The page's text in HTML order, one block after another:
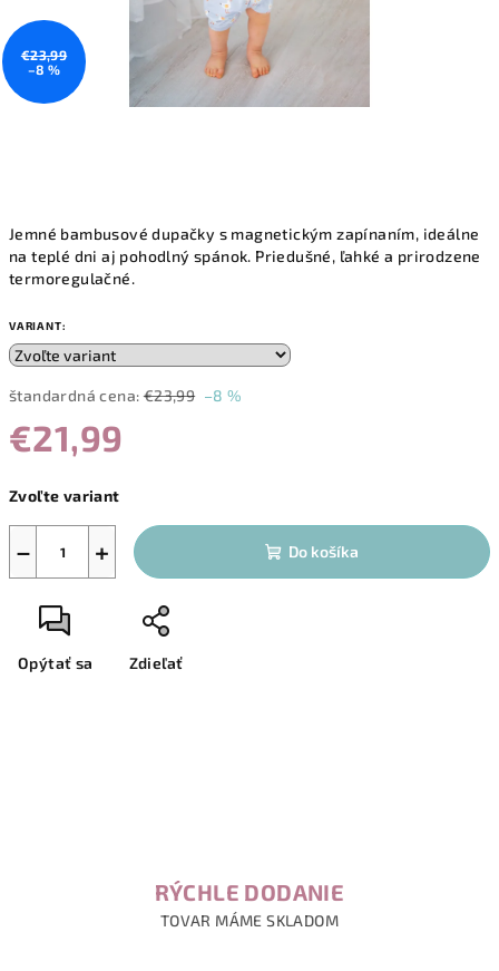
Jemné bambusové dupačky s magnetickým zapínaním, ideálne
na teplé dni aj pohodlný spánok. Priedušné, ľahké a prirodzene
termoregulačné.
VARIANT:
štandardná cena: €23,99 –8 %
€21,99
cena:
Zvoľte variant
+
− Do košíka
Opýtať sa Zdieľať
€23,99
–8 %
RÝCHLE DODANIE
TOVAR MÁME SKLADOM